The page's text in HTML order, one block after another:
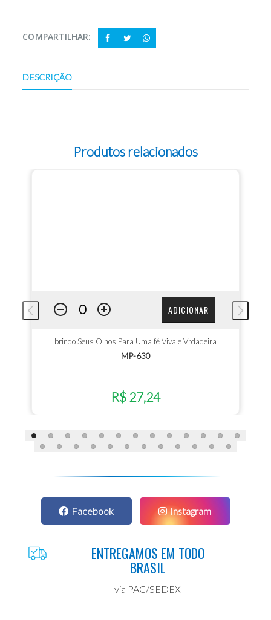
COMPARTILHAR:
DESCRIÇÃO
Produtos relacionados
ADICIONAR
brindo Seus Olhos Para Uma fé Viva e Vrdadeira
MP-630
R$ 27,24
Facebook Instagram
ENTREGAMOS EM TODO
BRASIL
via PAC/SEDEX